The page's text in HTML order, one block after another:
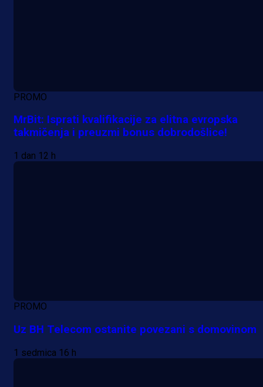
PROMO
MrBit: Isprati kvalifikacije za elitna evropska
takmičenja i preuzmi bonus dobrodošlice!
1 dan 12 h
PROMO
Uz BH Telecom ostanite povezani s domovinom
1 sedmica 16 h